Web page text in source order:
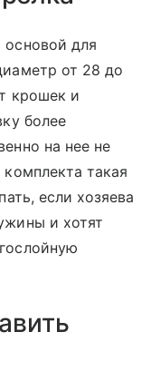
основой для
от 28 до
крошек и
более
на нее не
такая
если хозяева
и хотят